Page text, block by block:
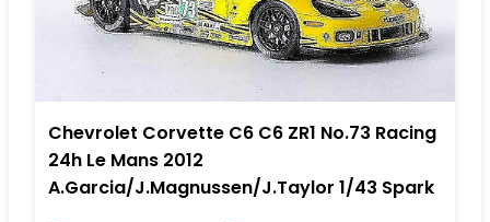
Chevrolet Corvette C6 C6 ZR1 No.73 Racing
24h Le Mans 2012
A.Garcia/J.Magnussen/J.Taylor 1/43 Spark